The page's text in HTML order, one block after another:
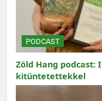
PODCAST
Zöld Hang podcast:
kitüntetettekkel